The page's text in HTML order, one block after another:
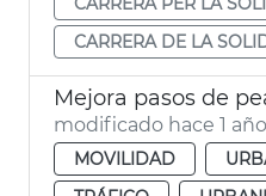
CARRERA DE LA
modificado hace 1 año
MOVILIDAD